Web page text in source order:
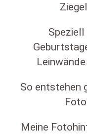
So entstehen
Meine